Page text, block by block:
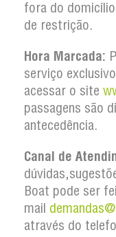
fora do
de restrição.
Hora Marcada:
serviço
acessar o site
passagens são
antecedência.
Canal de
Boat pode ser
mail
através do